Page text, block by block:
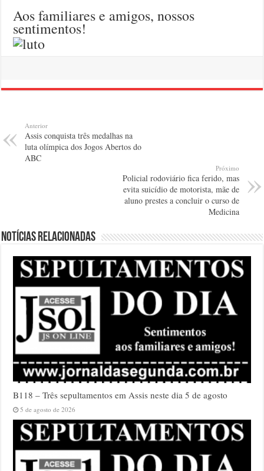
Aos familiares e amigos, nossos
sentimentos!
Anterior
Assis conquista três medalhas na
luta olímpica dos Jogos Abertos do
ABC
Próximo
Policial rodoviário fica ferido, mas
evita suicídio de motorista, mãe de
aluno prestes a concluir o curso de
Medicina
Notícias relacionadas
B118 – Três sepultamentos em Assis neste dia 5 de agosto
5 de agosto de 2026